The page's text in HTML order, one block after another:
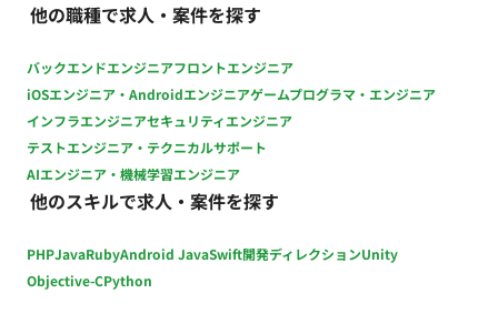
他の職種で求人・案件を探す
バックエンドエンジニアフロントエンジニア
iOSエンジニア・Androidエンジニアゲームプログラマ・エンジニア
インフラエンジニアセキュリティエンジニア
テストエンジニア・テクニカルサポート
AIエンジニア・機械学習エンジニア
他のスキルで求人・案件を探す
PHPJavaRubyAndroid JavaSwift開発ディレクションUnity
Objective-CPython